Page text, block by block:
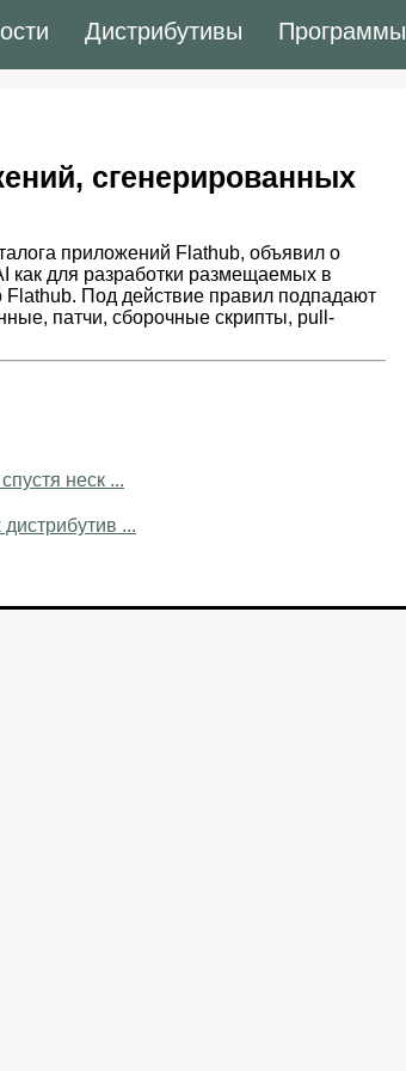
Дистрибутивы Программы
сгенерированных
приложений Flathub, объявил о
как для разработки размещаемых в
Flathub. Под действие правил подпадают
патчи, сборочные скрипты, pull-
неск ...
...